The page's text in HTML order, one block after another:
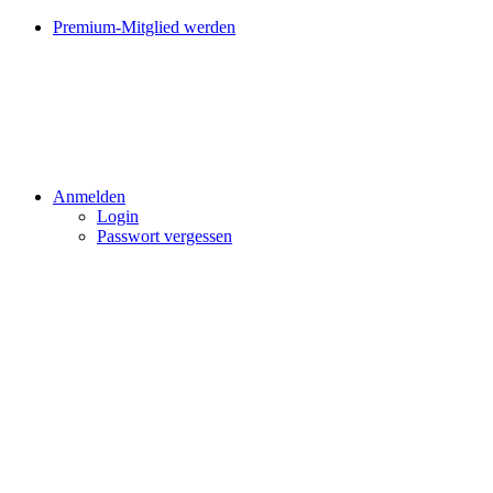
Premium-Mitglied werden
Anmelden
Login
Passwort vergessen